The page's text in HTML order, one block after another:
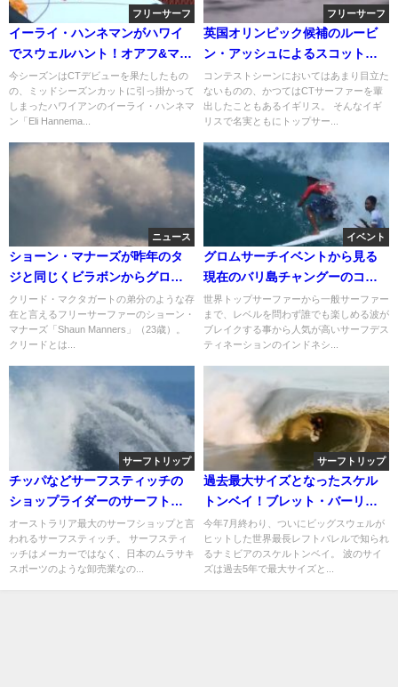
フリーサーフ
イーライ・ハンネマンがハワイ
でスウェルハント！オアフ&マウ
イでのフリーサーフ動画
今シーズンはCTデビューを果たしたもの
の、ミッドシーズンカットに引っ掛かって
しまったハワイアンのイーライ・ハンネマ
ン「Eli Hannema...
フリーサーフ
英国オリンピック候補のルービ
ン・アッシュによるスコットラ
ンドでのスラブ動画
コンテストシーンにおいてはあまり目立た
ないものの、かつてはCTサーファーを輩
出したこともあるイギリス。 そんなイギ
リスで名実ともにトップサー...
ニュース
ショーン・マナーズが昨年のタ
ジと同じくビラボンからグロー
ブへ移籍
クリード・マクタガートの弟分のような存
在と言えるフリーサーファーのショーン・
マナーズ「Shaun Manners」（23歳）。
クリードとは...
イベント
グロムサーチイベントから見る
現在のバリ島チャングーのコン
ディション
世界トップサーファーから一般サーファー
まで、レベルを問わず誰でも楽しめる波が
ブレイクする事から人気が高いサーフデス
ティネーションのインドネシ...
サーフトリップ
チッパなどサーフスティッチの
ショップライダーのサーフトリ
ップ動画第2弾
オーストラリア最大のサーフショップと言
われるサーフスティッチ。 サーフスティ
ッチはメーカーではなく、日本のムラサキ
スポーツのような卸売業なの...
サーフトリップ
過去最大サイズとなったスケル
トンベイ！ブレット・バーリー
のVlog
今年7月終わり、ついにビッグスウェルが
ヒットした世界最長レフトバレルで知られ
るナミビアのスケルトンベイ。 波のサイ
ズは過去5年で最大サイズと...